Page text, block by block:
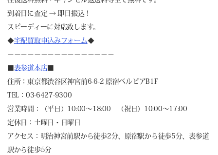
到着日に査定 → 即日振込！
スピーディーに対応致します。
◆宅配買取申込みフォーム◆
－－－－－－－－－－－－－－－－
表参道本店
住所：東京都渋谷区神宮前6-6-2 原宿ベルピアB1F
TEL：03-6427-9300
営業時間：（平日）10:00～18:00 （祝日）10:00～17:00
定休日：土曜日・日曜日
アクセス：明治神宮前駅から徒歩2分、原宿駅から徒歩5分、表参道
駅から徒歩5分